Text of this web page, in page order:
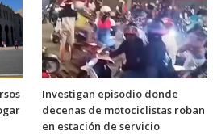
Investigan episodio donde
decenas de motociclistas roban
en estación de servicio